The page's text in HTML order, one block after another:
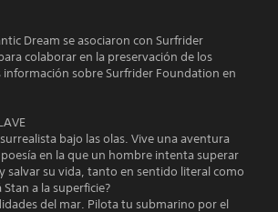
Dream se asociaron con Surfrider
colaborar en la preservación de los
información sobre Surfrider Foundation en
bajo las olas. Vive una aventura
en la que un hombre intenta superar
salvar su vida, tanto en sentido literal como
a la superficie?
del mar. Pilota tu submarino por el